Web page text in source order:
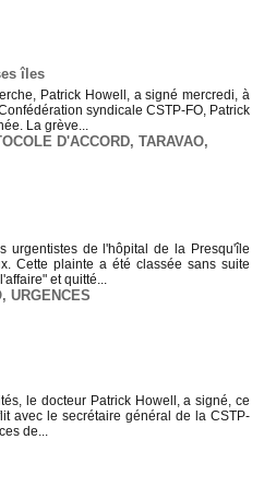
îles
Patrick Howell, a signé mercredi, à
syndicale CSTP-FO, Patrick
La grève...
D'ACCORD, TARAVAO,
urgentistes de l'hôpital de la Presqu'île
Cette plainte a été classée sans suite
et quitté...
, URGENCES
le docteur Patrick Howell, a signé, ce
avec le secrétaire général de la CSTP-
de...